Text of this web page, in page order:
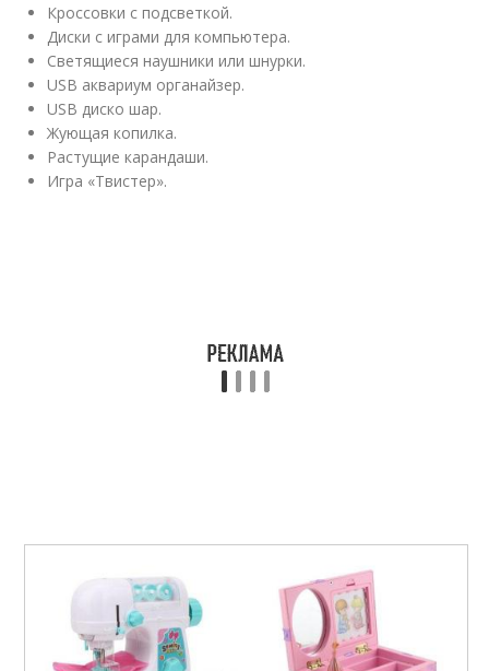
Кроссовки с подсветкой.
Диски с играми для компьютера.
Светящиеся наушники или шнурки.
USB аквариум органайзер.
USB диско шар.
Жующая копилка.
Растущие карандаши.
Игра «Твистер».